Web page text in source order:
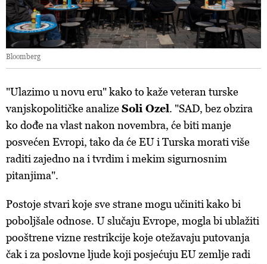
d.o.o. iPartneri. Više o podacima koje obrađujemo kao i
o vašim pravima pročitajte u našoj Politici privatnosti, a
o kolačićima i drugim sličnim tehnologijama u Politici
kolačića
ažurirati klikom na „Prikaži detalje“. Privolu možete u bilo
Bloomberg
"Ulazimo u novu eru" kako to kaže veteran turske
vanjskopolitičke analizeSoli Ozel. "SAD, bez obzira
ko dođe na vlast nakon novembra, će biti manje
posvećen Evropi, tako da će EU i Turska morati više
raditi zajedno na i tvrdim i mekim sigurnosnim
pitanjima".
Postoje stvari koje sve strane mogu učiniti kako bi
poboljšale odnose. U slučaju Evrope, mogla bi ublažiti
pooštrene vizne restrikcije koje otežavaju putovanja
čak i za poslovne ljude koji posjećuju EU zemlje radi